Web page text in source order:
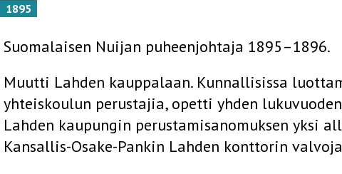
1895
Suomalaisen Nuijan puheenjohtaja 1895–1896.
Muutti Lahden kauppalaan. Kunnallisissa
yhteiskoulun perustajia, opetti yhden
Lahden kaupungin perustamisanomuksen yksi
Kansallis-Osake-Pankin Lahden konttorin